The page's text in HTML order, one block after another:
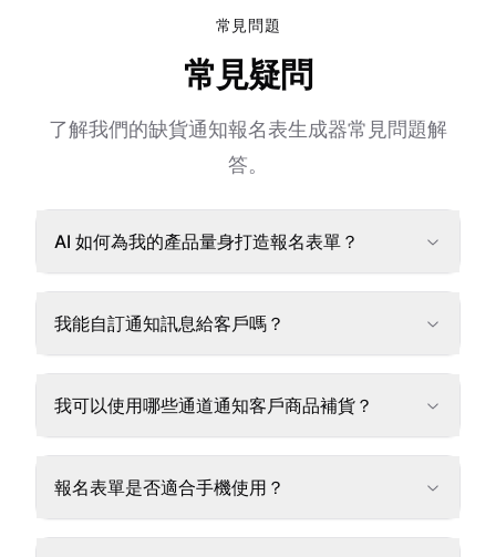
常見問題
常見疑問
了解我們的缺貨通知報名表生成器常見問題解
答。
AI 如何為我的產品量身打造報名表單？
我能自訂通知訊息給客戶嗎？
我可以使用哪些通道通知客戶商品補貨？
報名表單是否適合手機使用？